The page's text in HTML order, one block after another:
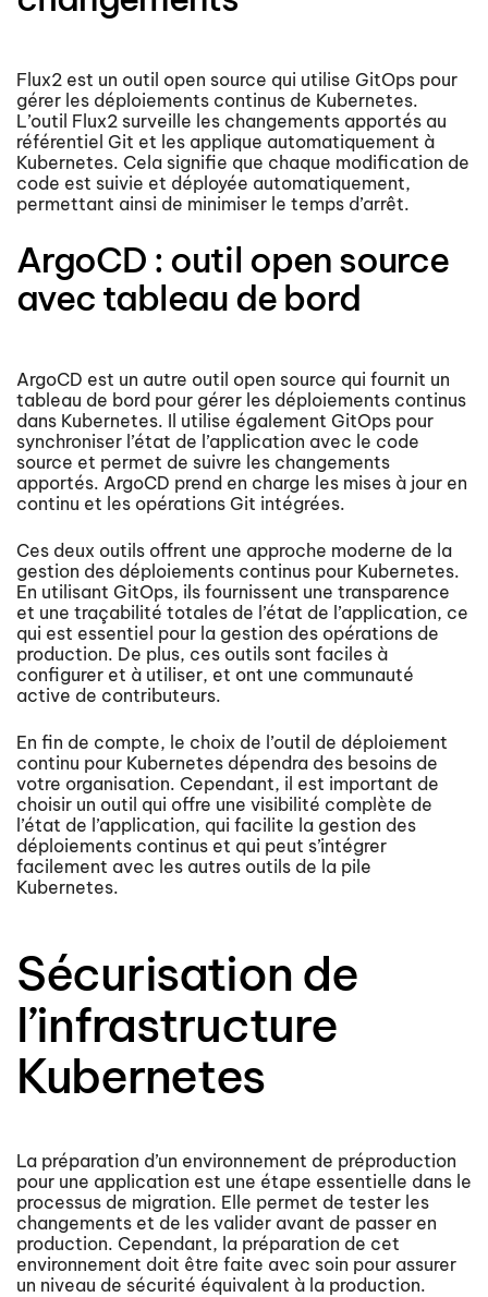
Flux2 est un outil open source qui utilise GitOps pour
gérer les déploiements continus de Kubernetes.
L’outil Flux2 surveille les changements apportés au
référentiel Git et les applique automatiquement à
Kubernetes. Cela signifie que chaque modification de
code est suivie et déployée automatiquement,
permettant ainsi de minimiser le temps d’arrêt.
ArgoCD : outil open source
avec tableau de bord
ArgoCD est un autre outil open source qui fournit un
tableau de bord pour gérer les déploiements continus
dans Kubernetes. Il utilise également GitOps pour
synchroniser l’état de l’application avec le code
source et permet de suivre les changements
apportés. ArgoCD prend en charge les mises à jour en
continu et les opérations Git intégrées.
Ces deux outils offrent une approche moderne de la
gestion des déploiements continus pour Kubernetes.
En utilisant GitOps, ils fournissent une transparence
et une traçabilité totales de l’état de l’application, ce
qui est essentiel pour la gestion des opérations de
production. De plus, ces outils sont faciles à
configurer et à utiliser, et ont une communauté
active de contributeurs.
En fin de compte, le choix de l’outil de déploiement
continu pour Kubernetes dépendra des besoins de
votre organisation. Cependant, il est important de
choisir un outil qui offre une visibilité complète de
l’état de l’application, qui facilite la gestion des
déploiements continus et qui peut s’intégrer
facilement avec les autres outils de la pile
Kubernetes.
Sécurisation de
l’infrastructure
Kubernetes
La préparation d’un environnement de préproduction
pour une application est une étape essentielle dans le
processus de migration. Elle permet de tester les
changements et de les valider avant de passer en
production. Cependant, la préparation de cet
environnement doit être faite avec soin pour assurer
un niveau de sécurité équivalent à la production.